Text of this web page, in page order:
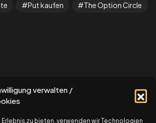
verwalten /
zu bieten, verwenden wir Technologien
Put kaufen The Option Circle
gerne auch unseren kostenlosen
OptionsStarterKurs an